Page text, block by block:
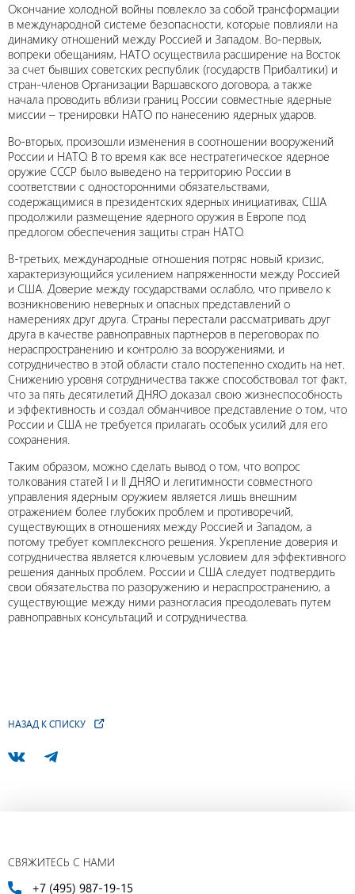
Окончание холодной войны повлекло за собой трансформации
в международной системе безопасности, которые повлияли на
динамику отношений между Россией и Западом. Во-первых,
вопреки обещаниям, НАТО осуществила расширение на Восток
за счет бывших советских республик (государств Прибалтики) и
стран-членов Организации Варшавского договора, а также
начала проводить вблизи границ России совместные ядерные
миссии – тренировки НАТО по нанесению ядерных ударов.
Во-вторых, произошли изменения в соотношении вооружений
России и НАТО. В то время как все нестратегическое ядерное
оружие СССР было выведено на территорию России в
соответствии с односторонними обязательствами,
содержащимися в президентских ядерных инициативах, США
продолжили размещение ядерного оружия в Европе под
предлогом обеспечения защиты стран НАТО.
В-третьих, международные отношения потряс новый кризис,
характеризующийся усилением напряженности между Россией
и США. Доверие между государствами ослабло, что привело к
возникновению неверных и опасных представлений о
намерениях друг друга. Страны перестали рассматривать друг
друга в качестве равноправных партнеров в переговорах по
нераспространению и контролю за вооружениями, и
сотрудничество в этой области стало постепенно сходить на нет.
Снижению уровня сотрудничества также способствовал тот факт,
что за пять десятилетий ДНЯО доказал свою жизнеспособность
и эффективность и создал обманчивое представление о том, что
России и США не требуется прилагать особых усилий для его
сохранения.
Таким образом, можно сделать вывод о том, что вопрос
толкования статей I и II ДНЯО и легитимности совместного
управления ядерным оружием является лишь внешним
отражением более глубоких проблем и противоречий,
существующих в отношениях между Россией и Западом, а
потому требует комплексного решения. Укрепление доверия и
сотрудничества является ключевым условием для эффективного
решения данных проблем. России и США следует подтвердить
свои обязательства по разоружению и нераспространению, а
существующие между ними разногласия преодолевать путем
равноправных консультаций и сотрудничества.
НАЗАД К СПИСКУ
СВЯЖИТЕСЬ С НАМИ
+7 (495) 987-19-15